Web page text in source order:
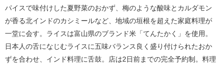
パイスで味付けした夏野菜のおかず、梅のような酸味とカルダモン
が香る北インドのカシミールなど、地域の垣根を超えた家庭料理が
一堂に会す。ライスは富山県のブランド米「てんたかく」を使用。
日本人の舌になじむライスに五味バランス良く盛り付けられたおか
ずを合わせ、インド料理に舌鼓。店は2日前までの完全予約制。料理